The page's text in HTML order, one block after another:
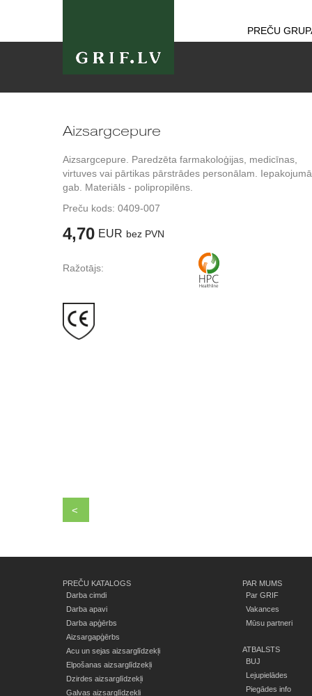
PREČU
Aizsargcepure
Aizsargcepure. Paredzēta farmakoloģijas, medicīnas,
virtuves vai pārtikas pārstrādes personālam.
gab. Materiāls - polipropilēns.
Preču kods: 0409-007
4,70 EUR bez PVN
Ražotājs:
<
PREČU KATALOGS
Darba cimdi
Darba apavi
Darba apģērbs
Aizsargapģērbs
Acu un sejas aizsarglīdzekļi
Elpošanas aizsarglīdzekļi
Dzirdes aizsarglīdzekļi
Galvas aizsarglīdzekļi
PAR MUMS
Par GRIF
Vakances
Mūsu partneri
ATBALSTS
BUJ
Lejupielādes
Piegādes info